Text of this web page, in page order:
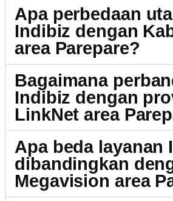
Apa perbedaan
Indibiz dengan
area Parepare?
Bagaimana
Indibiz dengan
LinkNet area
Apa beda layanan
dibandingkan
Megavision area